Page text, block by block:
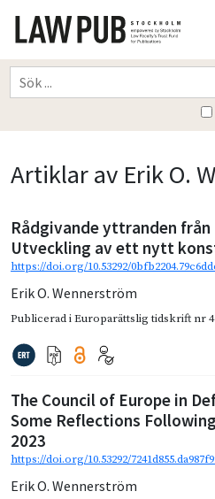
Artiklar av Erik O.
Rådgivande yttranden
Utveckling av ett nytt
https://doi.org/10.53292/
Erik O. Wennerström
Publicerad iEuroparättslig tidskrift nr 4
The Council of Europe in
Some Reflections
2023
https://doi.org/10.53292/
Erik O. Wennerström